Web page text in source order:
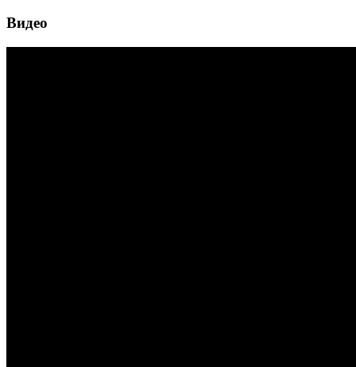
Видео